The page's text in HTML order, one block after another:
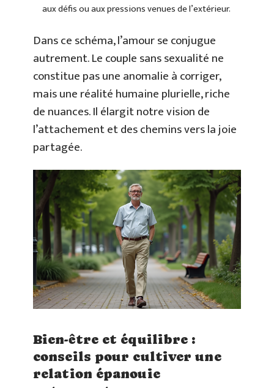
aux défis ou aux pressions venues de l’extérieur.
Dans ce schéma, l’amour se conjugue
autrement. Le couple sans sexualité ne
constitue pas une anomalie à corriger,
mais une réalité humaine plurielle, riche
de nuances. Il élargit notre vision de
l’attachement et des chemins vers la joie
partagée.
Bien-être et équilibre :
conseils pour cultiver une
relation épanouie